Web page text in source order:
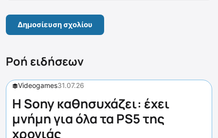
Ροή ειδήσεων
Videogames31.07.26
Η Sony καθησυχάζει: έχει
μνήμη για όλα τα PS5 της
χρονιάς